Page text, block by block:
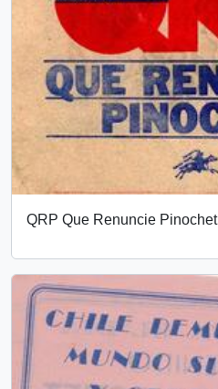
QRP Que Renuncie Pinochet